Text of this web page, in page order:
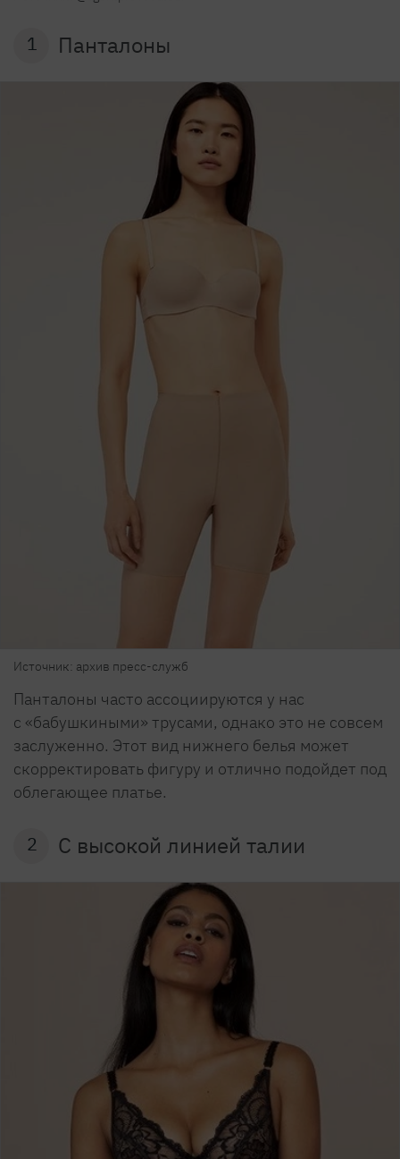
1 Панталоны
Источник: архив пресс-служб
Панталоны часто ассоциируются у нас
с «бабушкиными» трусами, однако это не совсем
заслуженно. Этот вид нижнего белья может
скорректировать фигуру и отлично подойдет под
облегающее платье.
2 С высокой линией талии